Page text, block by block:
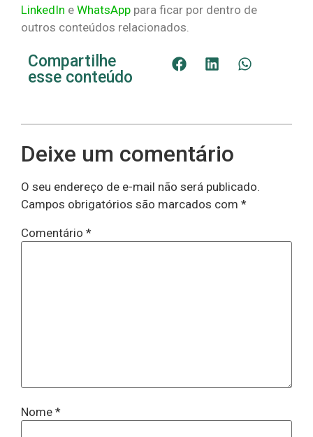
LinkedIn e WhatsApp para ficar por dentro de
outros conteúdos relacionados.
Compartilhe
esse conteúdo
Deixe um comentário
O seu endereço de e-mail não será publicado.
Campos obrigatórios são marcados com *
Comentário *
Nome *